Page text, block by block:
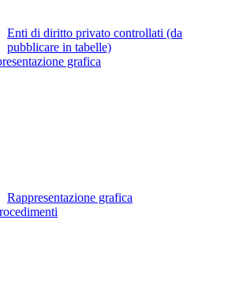
Enti di diritto privato controllati (da
pubblicare in tabelle)
grafica
Rappresentazione grafica